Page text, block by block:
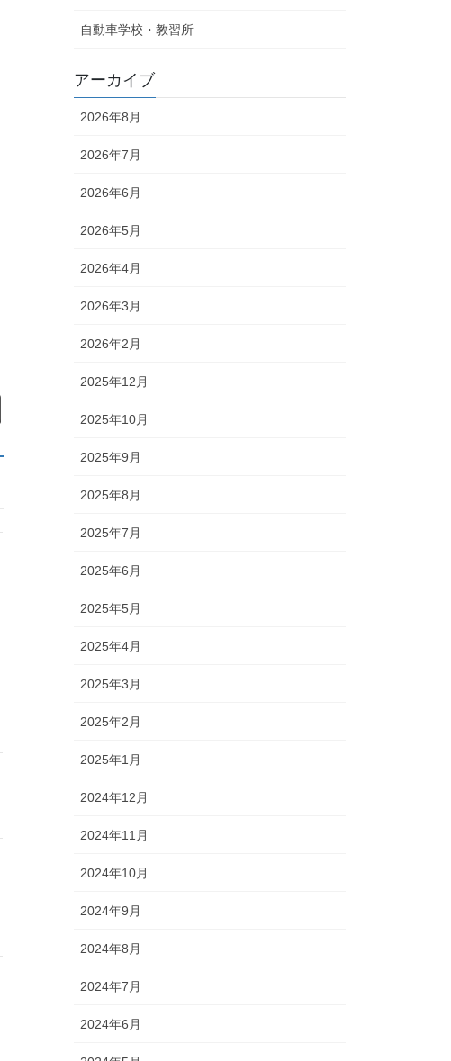
自動車学校・教習所
アーカイブ
2026年8月
2026年7月
2026年6月
2026年5月
2026年4月
2026年3月
2026年2月
2025年12月
2025年10月
2025年9月
2025年8月
2025年7月
2025年6月
2025年5月
2025年4月
2025年3月
2025年2月
2025年1月
2024年12月
2024年11月
2024年10月
2024年9月
2024年8月
2024年7月
2024年6月